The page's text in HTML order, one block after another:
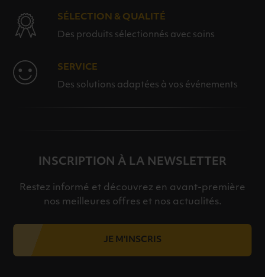
SÉLECTION & QUALITÉ
Des produits sélectionnés avec soins
SERVICE
Des solutions adaptées à vos événements
INSCRIPTION À LA NEWSLETTER
Restez informé et découvrez en avant-première
nos meilleures offres et nos actualités.
JE M'INSCRIS